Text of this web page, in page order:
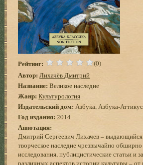
Рейтинг: (0)
Автор: Лихачёв Дмитрий
Название: Великое наследие
Жанр: Культурология
Издательский дом: Азбука, Азбука-Аттикус
Год издания: 2014
Аннотация:
Дмитрий Сергеевич Лихачев –
творческое наследие чрезвычайно обширно
исследования, публицистические статьи и
различных аспектов истории культуры – от